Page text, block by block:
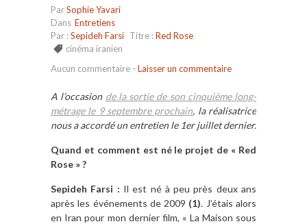
ParSophie Yavari
Dans Entretiens
Par :Sepideh Farsi Titre :Red Rose
cinéma iranien
Aucun commentaire - Laisser un commentaire
A l’occasion de la sortie de son cinquième long-
métrage le 9 septembre prochain, la réalisatrice
nous a accordé un entretien le 1er juillet dernier.
Quand et comment est né le projet de « Red
Rose » ?
Sepideh Farsi : Il est né à peu près deux ans
après les événements de 2009 (1). J’étais alors
en Iran pour mon dernier film, « La Maison sous